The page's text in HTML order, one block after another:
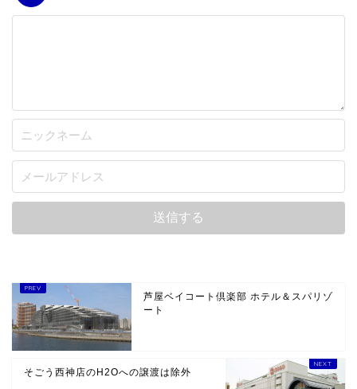
芦屋ベイコート倶楽部 ホテル＆スパリゾ
ート
そごう西神店のH2Oへの譲渡は除外